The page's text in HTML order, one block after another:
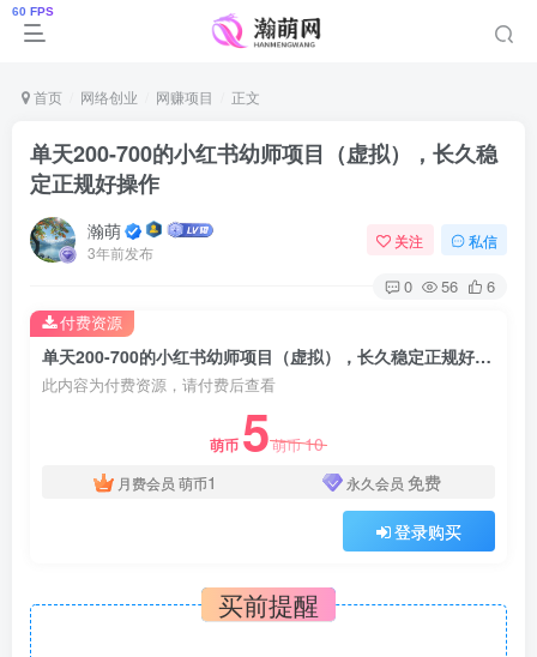
首页 网络创业 网赚项目 正文
单天200-700的小红书幼师项目（虚拟），长久稳
定正规好操作
瀚萌
3年前发布
关注 私信
0 56 6
单天200-700的小红书幼师项目（虚拟），长久稳定正规好操作
此内容为付费资源，请付费后查看
萌币 5萌币10
月费会员 萌币1 永久会员 免费
登录购买
付费资源
买前提醒